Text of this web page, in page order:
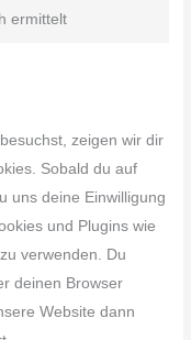
ermittelt
zeigen wir dir
Sobald du auf
uns deine Einwilligung
und Plugins wie
verwenden. Du
deinen Browser
Website dann